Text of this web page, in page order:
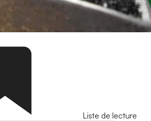
Liste de lecture